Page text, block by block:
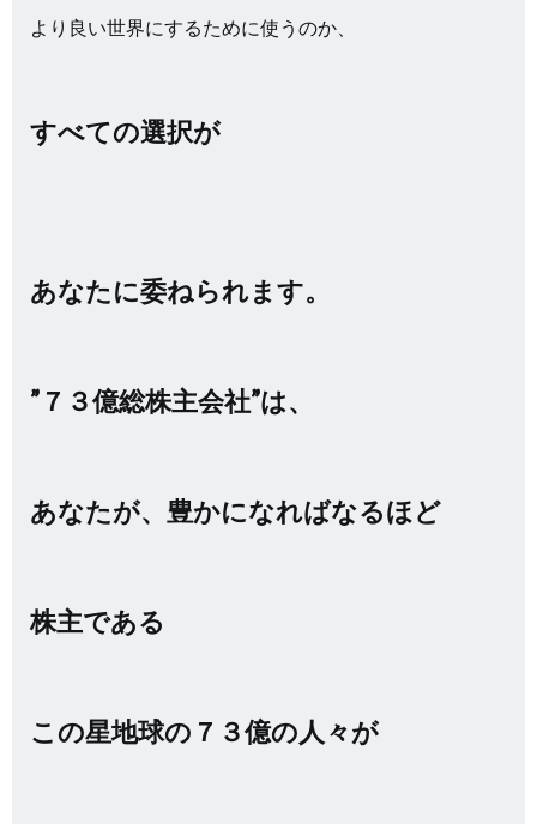
より良い世界にするために使うのか、
すべての選択が
あなたに委ねられます。
”７３億総株主会社”は、
あなたが、 豊かになればなるほど
株主である
この星地球の７３億の人々が